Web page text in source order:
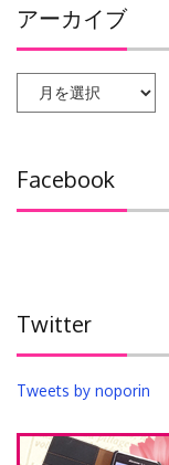
アーカイブ
ブ
Facebook
Twitter
Tweets by noporin